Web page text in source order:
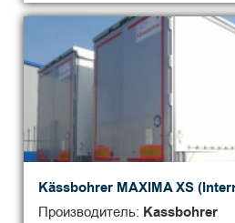
Kässbohrer MAXIMA XS
Производитель: Kassbohrer